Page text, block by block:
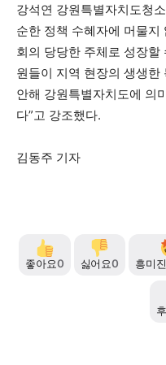
강석연 강원특별자치도청
순한 정책 수혜자에 머물
회의 당당한 주체로 성장할
원들이 지역 현장의 생생한
안해 강원특별자치도에 의
다”고 강조했다.
김동주 기자
좋아요0 싫어요0 흥미